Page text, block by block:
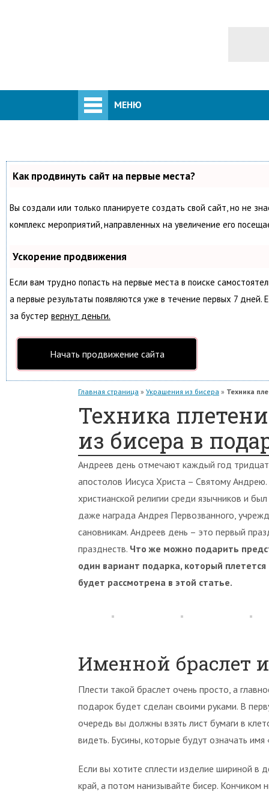
МЕНЮ
Как продвинуть сайт на первые места?
Вы создали или только планируете создать свой сайт, но не
комплекс мероприятий, направленных на увеличение его
Ускорение продвижения
Если вам трудно попасть на первые места в поиске
а первые результаты появляются уже в течение первых 7
за бустер вернут деньги.
Начать продвижение сайта
Главная страница » Украшения из бисера » Техника
Техника
из бисера в
Андреев день отмечают каждый год
апостолов Иисуса Христа – Святому
христианской религии среди язычников и
даже награда Андрея Первозванного,
сановникам. Андреев день – это первый
празднеств. Что же можно подарить
один вариант подарка, который
будет рассмотрена в этой статье.
Именной браслет
Плести такой браслет очень просто, а
подарок будет сделан своими руками. В
очередь вы должны взять лист бумаги в
видеть. Бусины, которые будут означать
Если вы хотите сплести изделие шириной в
край, а потом нанизывайте бисер. Кончиком